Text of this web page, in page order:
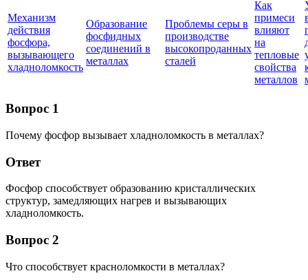
Механизм
действия
фосфора,
вызывающего
хладноломкость
Образование
фосфидных
соединений в
металлах
Проблемы серы в
производстве
высокопроданных
сталей
Как
примеси
влияют
на
тепловые
свойства
металлов
Вопрос 1
Почему фосфор вызывает хладноломкость в металлах?
Ответ
Фосфор способствует образованию кристаллических
структур, замедляющих нагрев и вызывающих
хладноломкость.
Вопрос 2
Что способствует красноломкости в металлах?